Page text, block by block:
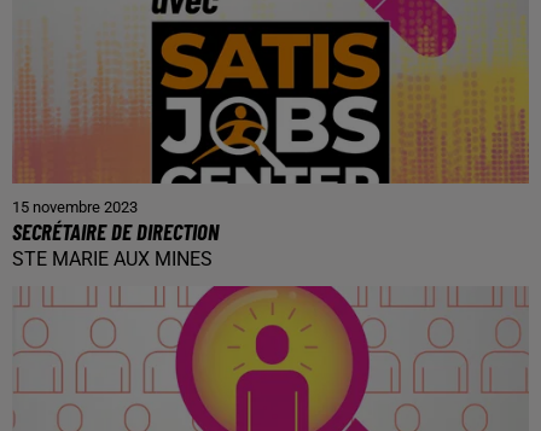
15 novembre 2023
SECRÉTAIRE DE DIRECTION
STE MARIE AUX MINES